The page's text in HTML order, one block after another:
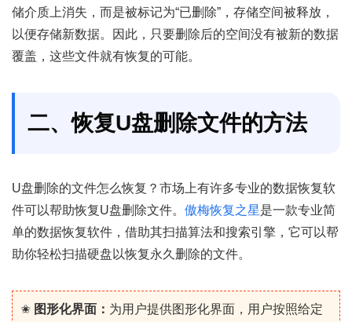
储介质上消失，而是被标记为“已删除”，存储空间被释放，
以便存储新数据。因此，只要删除后的空间没有被新的数据
覆盖，这些文件就有恢复的可能。
二、恢复U盘删除文件的方法
U盘删除的文件怎么恢复？市场上有许多专业的数据恢复软
件可以帮助恢复U盘删除文件。 傲梅恢复之星是一款专业简
单的数据恢复软件，借助其扫描算法和搜索引擎，它可以帮
助你轻松扫描硬盘以恢复永久删除的文件。
✬ 图形化界面： 为用户提供图形化界面，用户按照给定